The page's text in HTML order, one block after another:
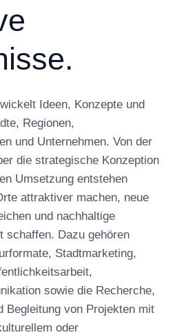
Ideen, Konzepte und
Regionen,
und Unternehmen. Von der
die strategische Konzeption
Umsetzung entstehen
attraktiver machen, neue
und nachhaltige
schaffen. Dazu gehören
Stadtmarketing,
sowie die Recherche,
Begleitung von Projekten mit
oder